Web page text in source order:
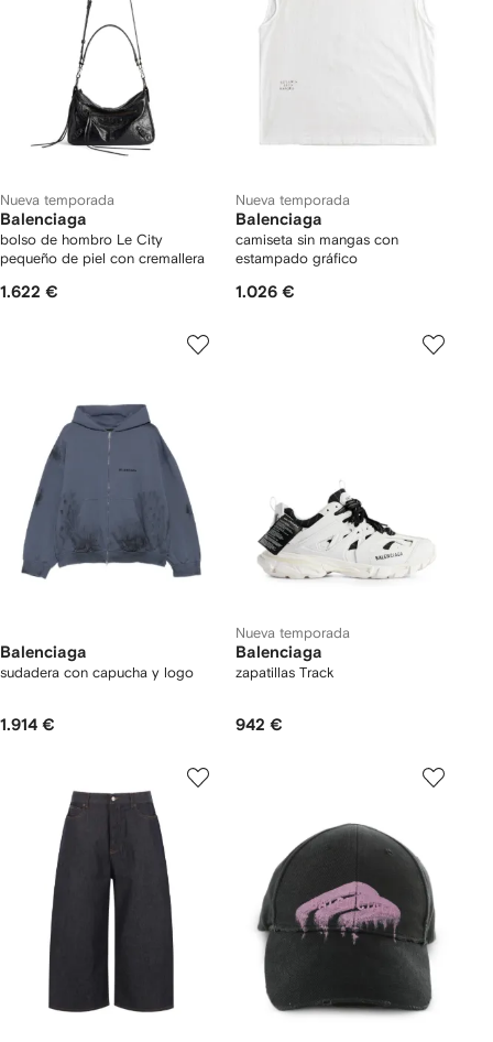
Nueva temporada
Balenciaga
bolso de hombro Le City
pequeño de piel con cremallera
1.622 €
Nueva temporada
Balenciaga
camiseta sin mangas con
estampado gráfico
1.026 €
Balenciaga
sudadera con capucha y logo
1.914 €
Nueva temporada
Balenciaga
zapatillas Track
942 €